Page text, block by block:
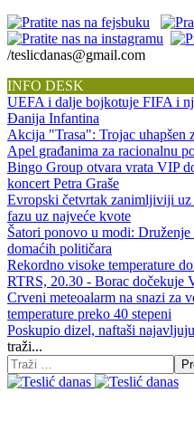
/teslicdanas@gmail.com
INFO DESK
UEFA i dalje bojkotuje FIFA i
Đanija Infantina
Akcija "Trasa": Trojac uhapšen
Apel građanima za racionalnu
Bingo Group otvara vrata VIP
koncert Petra Graše
Evropski četvrtak zanimljiviji
fazu uz najveće kvote
Šatori ponovo u modi:
domaćih političara
Rekordno visoke temperature
RTRS, 20.30 - Borac dočekuje
Crveni meteoalarm na snazi za
temperature preko 40 stepeni
Poskupio dizel, naftaši
traži...